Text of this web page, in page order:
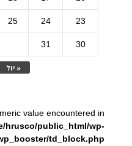
« יול
23
24
25
30
31
value encountered in
hrusco/public_html/wp-
td_block.php